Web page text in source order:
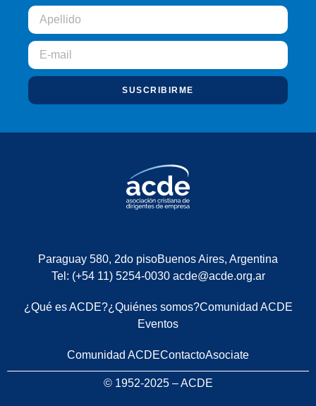
SUSCRIBIRME
Paraguay 580, 2do pisoBuenos Aires, Argentina
Tel: (+54 11) 5254-0030 acde@acde.org.ar
¿Qué es ACDE?¿Quiénes somos?Comunidad ACDE
Eventos
Comunidad ACDEContactoAsociate
© 1952-2025 – ACDE